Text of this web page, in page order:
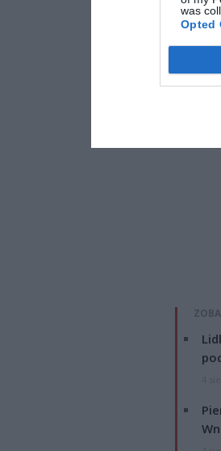
was
Opted
dwie.